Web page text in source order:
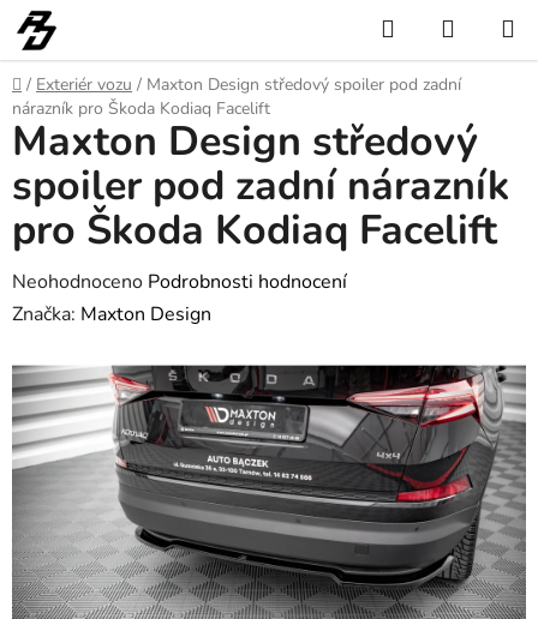
Přejít
na
obsah
Hledat
KOŠÍK
Domů
/ Exteriér vozu / Maxton Design středový spoiler pod zadní
nárazník pro Škoda Kodiaq Facelift
Maxton Design středový
spoiler pod zadní nárazník
pro Škoda Kodiaq Facelift
Průměrné
hodnocení
je
0,0
z
5
hvězdiček.
Neohodnoceno Podrobnosti hodnocení
Značka: Maxton Design